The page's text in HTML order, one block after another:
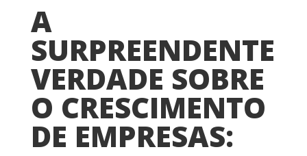
A
SURPREENDENTE
VERDADE SOBRE
O CRESCIMENTO
DE EMPRESAS: